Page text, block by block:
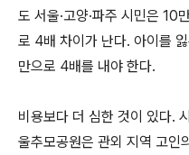
도 서울·고양·파주 시민은
로 4배 차이가 난다. 아이를
만으로 4배를 내야 한다.
비용보다 더 심한 것이 있다.
울추모공원은 관외 지역 고인